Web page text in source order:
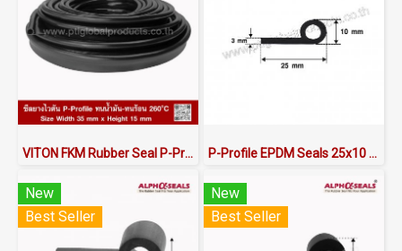
VITON FKM Rubber Seal P-Profile | Oil &amp;amp;amp; Chemical Resistant to 260°C | AlphaSeals® | 35×15mm 50M/Roll | Black P-Profile EPDM Seals 25x10 mm
New
Best Seller
New
Best Seller